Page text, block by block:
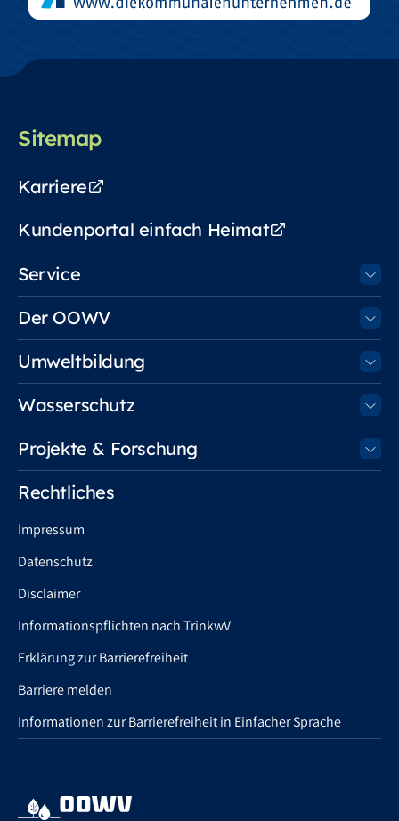
Sitemap
Service
Der OOWV
Umweltbildung
Wasserschutz
Projekte & Forschung
Rechtliches
Impressum
Datenschutz
Disclaimer
Informationspflichten nach TrinkwV
Erklärung zur Barrierefreiheit
Barriere melden
Informationen zur Barrierefreiheit in Einfacher Sprache
Karriere
Kundenportal einfach Heimat